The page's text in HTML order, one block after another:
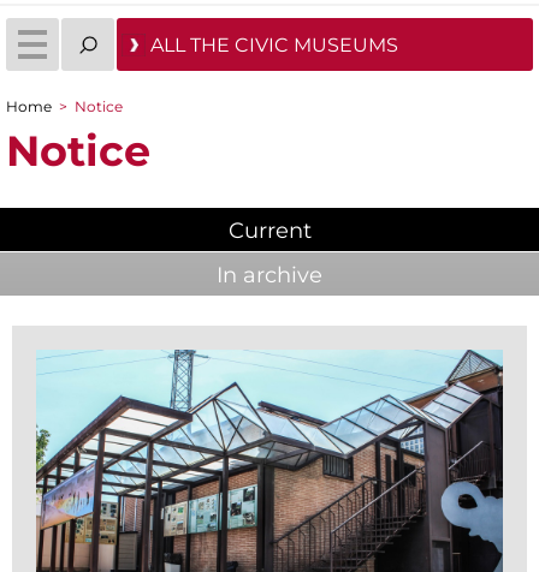
ALL THE CIVIC MUSEUMS
You are here
Home > Notice
Notice
Current(active tab)
In archive